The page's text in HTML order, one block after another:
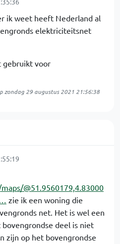
ik weet heeft Nederland al
elektriciteitsnet
gebruikt voor
zondag 29 augustus 2021 21:56:38
@51.9560179,4.83000
zie ik een woning die
net. Het is wel een
deel is niet
zijn op het bovengrondse